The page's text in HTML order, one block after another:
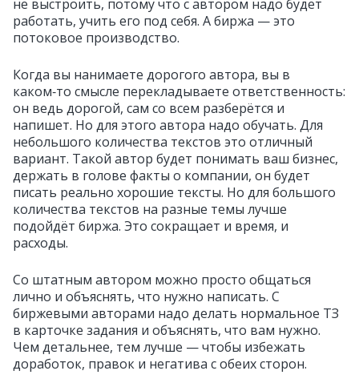
не выстроить, потому что с автором надо будет
работать, учить его под себя. А биржа — это
потоковое производство.
Когда вы нанимаете дорогого автора, вы в
каком‑то смысле перекладываете ответственность:
он ведь дорогой, сам со всем разберётся и
напишет. Но для этого автора надо обучать. Для
небольшого количества текстов это отличный
вариант. Такой автор будет понимать ваш бизнес,
держать в голове факты о компании, он будет
писать реально хорошие тексты. Но для большого
количества текстов на разные темы лучше
подойдёт биржа. Это сокращает и время, и
расходы.
Со штатным автором можно просто общаться
лично и объяснять, что нужно написать. С
биржевыми авторами надо делать нормальное ТЗ
в карточке задания и объяснять, что вам нужно.
Чем детальнее, тем лучше — чтобы избежать
доработок, правок и негатива с обеих сторон.